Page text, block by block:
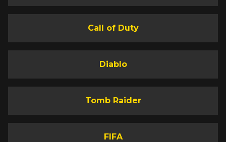
Call of Duty
Diablo
Tomb Raider
FIFA